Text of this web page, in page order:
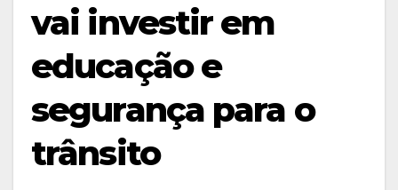
vai investir em
educação e
segurança para o
trânsito